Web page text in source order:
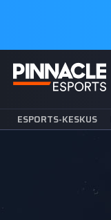
ESPORTS-KESKUS